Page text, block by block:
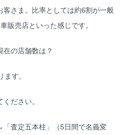
客さま。比率としては約6割が一般
販売店といった感じです。
の店舗数は？
す。
ださい。
査定五本柱」（5日間で名義変